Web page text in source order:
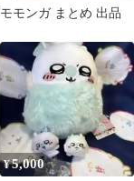
モモンガ まとめ 出品
¥5,000